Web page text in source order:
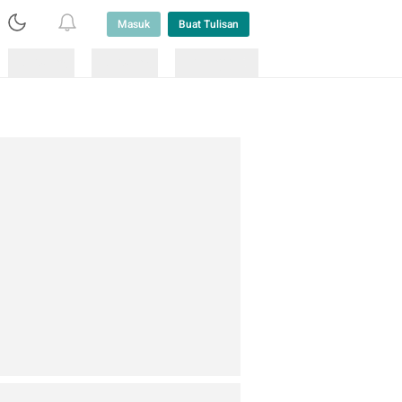
Masuk Buat Tulisan